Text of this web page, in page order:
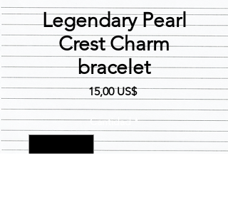
Legendary Pearl
Crest Charm
bracelet
15,00 US$Precio
Cantidad *